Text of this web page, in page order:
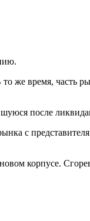
же время, часть
после
с
корпусе.